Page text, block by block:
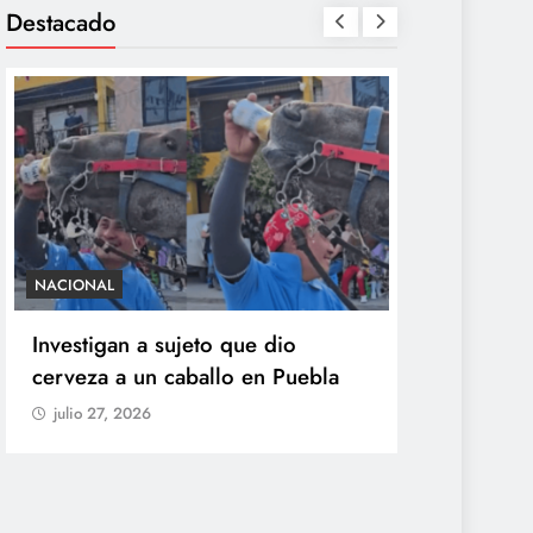
Destacado
NACIONAL
Investigan a sujeto que dio
cerveza a un caballo en Puebla
julio 27, 2026